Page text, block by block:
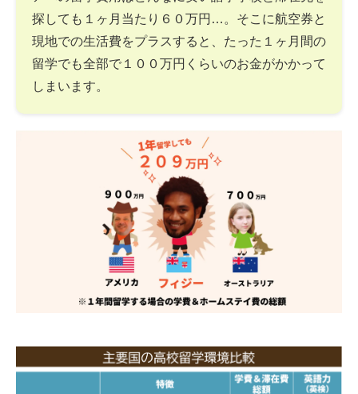
探しても１ヶ月当たり６０万円…。そこに航空券と
現地での生活費をプラスすると、たった１ヶ月間の
留学でも全部で１００万円くらいのお金がかかって
しまいます。